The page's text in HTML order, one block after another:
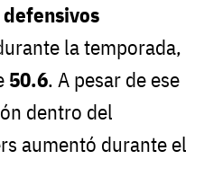
la temporada,
50.6. A pesar de ese
dentro del
aumentó durante el